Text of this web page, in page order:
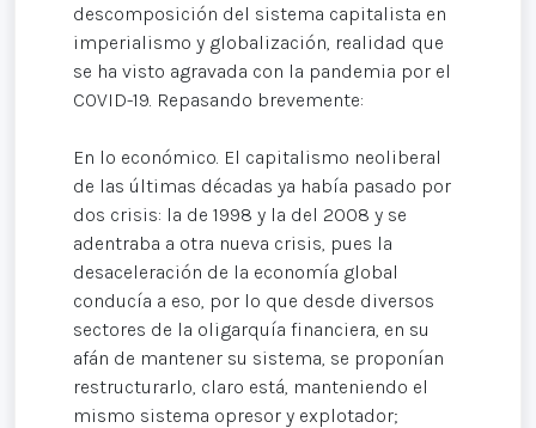
descomposición del sistema capitalista en
imperialismo y globalización, realidad que
se ha visto agravada con la pandemia por el
COVID-19. Repasando brevemente:
En lo económico. El capitalismo neoliberal
de las últimas décadas ya había pasado por
dos crisis: la de 1998 y la del 2008 y se
adentraba a otra nueva crisis, pues la
desaceleración de la economía global
conducía a eso, por lo que desde diversos
sectores de la oligarquía financiera, en su
afán de mantener su sistema, se proponían
restructurarlo, claro está, manteniendo el
mismo sistema opresor y explotador;